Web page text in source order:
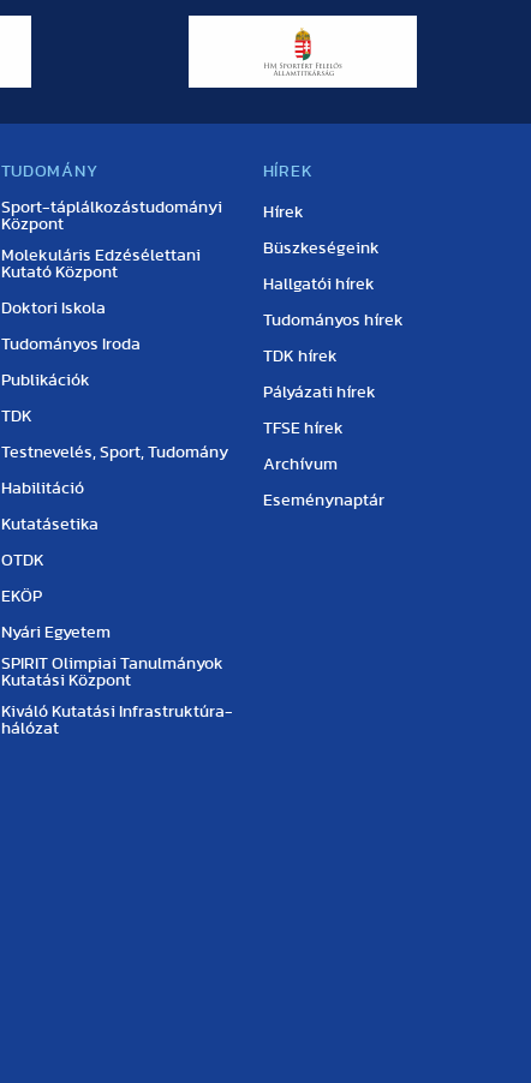
TUDOMÁNY
Sport-táplálkozástudományi
Központ
Molekuláris Edzésélettani
Kutató Központ
Doktori Iskola
Tudományos Iroda
Publikációk
TDK
Testnevelés, Sport, Tudomány
Habilitáció
Kutatásetika
OTDK
EKÖP
Nyári Egyetem
SPIRIT Olimpiai Tanulmányok
Kutatási Központ
Kiváló Kutatási Infrastruktúra-
hálózat
HÍREK
Hírek
Büszkeségeink
Hallgatói hírek
Tudományos hírek
TDK hírek
Pályázati hírek
TFSE hírek
Archívum
Eseménynaptár